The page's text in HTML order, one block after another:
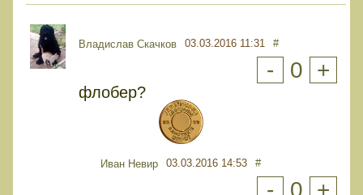
Владислав Скачков 03.03.2016 11:31 #
- 0 +
флобер?
Иван Невир 03.03.2016 14:53 #
- 0 +